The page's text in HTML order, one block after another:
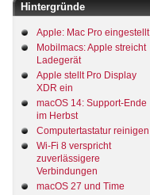
Hintergründe
Apple: Mac Pro eingestellt
Mobilmacs: Apple streicht
Ladegerät
Apple stellt Pro Display
XDR ein
macOS 14: Support-Ende
im Herbst
Computertastatur reinigen
Wi-Fi 8 verspricht
zuverlässigere
Verbindungen
macOS 27 und Time